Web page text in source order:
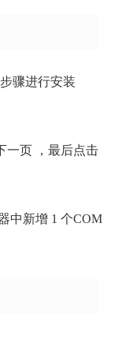
骤进行安装
一页 ，最后点击
中新增 1 个COM